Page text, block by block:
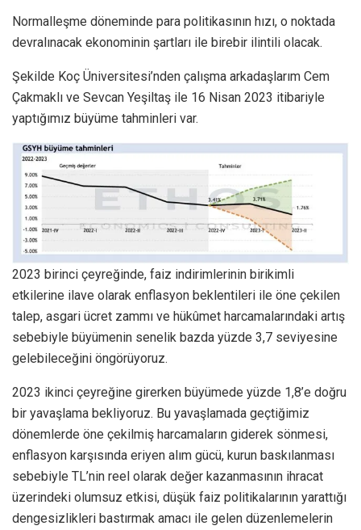
Normalleşme döneminde para politikasının hızı, o noktada
devralınacak ekonominin şartları ile birebir ilintili olacak.
Şekilde Koç Üniversitesi’nden çalışma arkadaşlarım Cem
Çakmaklı ve Sevcan Yeşiltaş ile 16 Nisan 2023 itibariyle
yaptığımız büyüme tahminleri var.
2023 birinci çeyreğinde, faiz indirimlerinin birikimli
etkilerine ilave olarak enflasyon beklentileri ile öne çekilen
talep, asgari ücret zammı ve hükûmet harcamalarındaki artış
sebebiyle büyümenin senelik bazda yüzde 3,7 seviyesine
gelebileceğini öngörüyoruz.
2023 ikinci çeyreğine girerken büyümede yüzde 1,8’e doğru
bir yavaşlama bekliyoruz. Bu yavaşlamada geçtiğimiz
dönemlerde öne çekilmiş harcamaların giderek sönmesi,
enflasyon karşısında eriyen alım gücü, kurun baskılanması
sebebiyle TL’nin reel olarak değer kazanmasının ihracat
üzerindeki olumsuz etkisi, düşük faiz politikalarının yarattığı
dengesizlikleri bastırmak amacı ile gelen düzenlemelerin